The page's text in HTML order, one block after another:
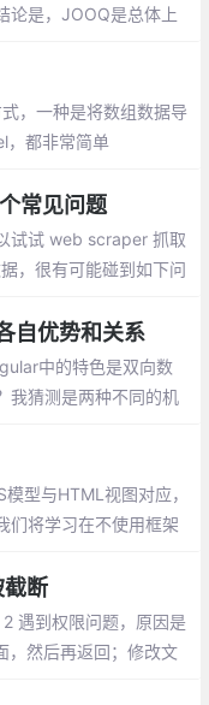
论是，JOOQ是总体上
，一种是将数组数据导
，都非常简单
常见问题
试试 web scraper 抓取
，很有可能碰到如下问
自优势和关系
中的特色是双向数
我猜测是两种不同的机
型与HTML视图对应，
们将学习在不使用框架
断
遇到权限问题，原因是
然后再返回；修改文